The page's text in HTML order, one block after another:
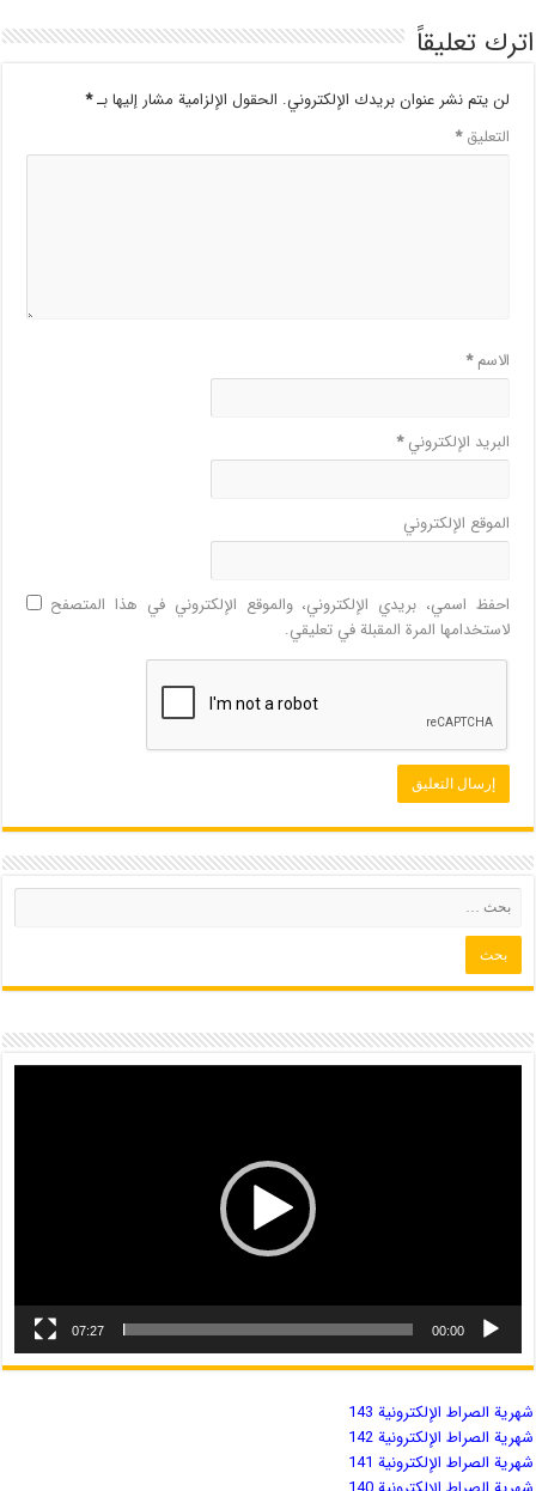
اترك تعليقاً
لن يتم نشر عنوان بريدك الإلكتروني. الحقول الإلزامية مشار إليها بـ*
التعليق*
الاسم*
البريد الإلكتروني*
الموقع الإلكتروني
احفظ اسمي، بريدي الإلكتروني، والموقع الإلكتروني في هذا المتصفح
لاستخدامها المرة المقبلة في تعليقي.
00:00
07:27
شهریة الصراط الإلكترونية 143
شهریة الصراط الإلكترونية 142
شهریة الصراط الإلكترونية 141